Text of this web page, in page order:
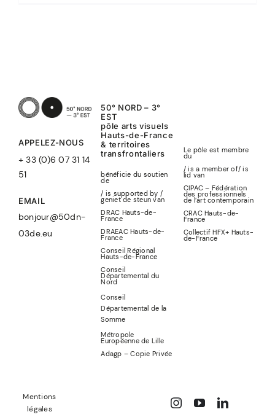
APPELEZ-NOUS
+ 33 (0)6 07 31 14
51
EMAIL
bonjour@50dn-
03de.eu
50° NORD – 3°
EST
pôle arts visuels
Hauts-de-France
& territoires
transfrontaliers
bénéficie du soutien
de
/ is supported by /
geniet de steun van
DRAC Hauts-de-
France
DRAEAC Hauts-de-
France
Conseil Régional
Hauts-de-France
Conseil
Départemental du
Nord
Conseil
Départemental de la
Somme
Métropole
Européenne de Lille
Adagp – Copie Privée
Le pôle est membre
du
/ is a member of/is
lid van
CIPAC – Fédération
des professionnels
de l’art contemporain
CRAC Hauts-de-
France
Collectif HFX+ Hauts-
de-France
Mentions
légales